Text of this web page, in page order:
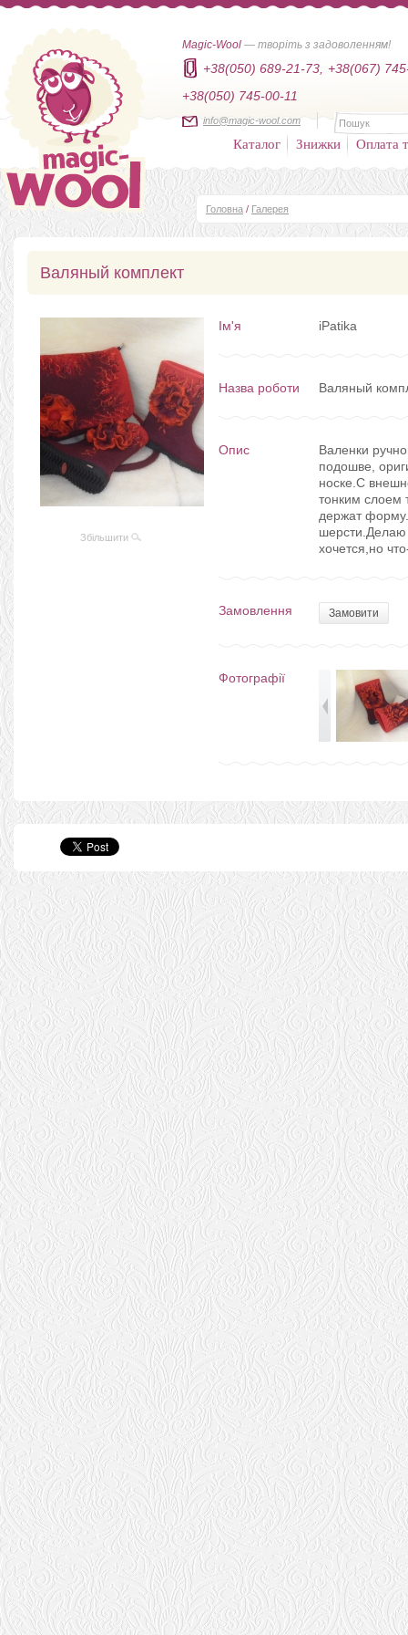
Magic-Wool — творіть з задоволенням!
+38(050) 689-21-73,
+38(067)
+38(050) 745-00-11
info@magic-wool.com
Каталог Знижки Оплата
Головна / Галерея
Валяный комплект
Збільшити
Ім'я iPatika
Назва роботи Валяный
Опис
Валенки
подошве,
носке.С
тонким слоем
держат
хочется,но
Замовлення Замовити
Фотографії